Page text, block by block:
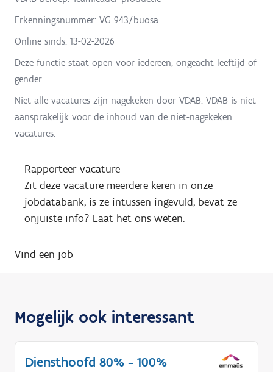
Erkenningsnummer: VG 943/buosa
Online sinds: 13-02-2026
Deze functie staat open voor iedereen, ongeacht leeftijd of
gender.
Niet alle vacatures zijn nagekeken door VDAB. VDAB is niet
aansprakelijk voor de inhoud van de niet-nagekeken
vacatures.
Rapporteer vacature
Zit deze vacature meerdere keren in onze
jobdatabank, is ze intussen ingevuld, bevat ze
onjuiste info? Laat het ons weten.
Vind een job
Mogelijk ook interessant
Diensthoofd 80% - 100%